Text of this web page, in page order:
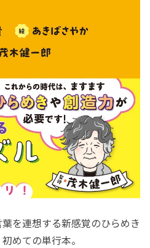
を連想する新感覚のひらめき
めての単行本。